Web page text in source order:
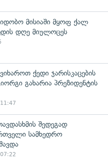
მისიაში მყოფ ქალ
დღე მიულოცეს
ქედი ჯარისკაცების
გახარია პრეზიდენტის
შედეგად
სამხედრო